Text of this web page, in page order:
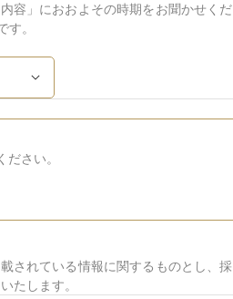
容」におおよその時期をお聞かせくだ
。
されている情報に関するものとし、
たします。